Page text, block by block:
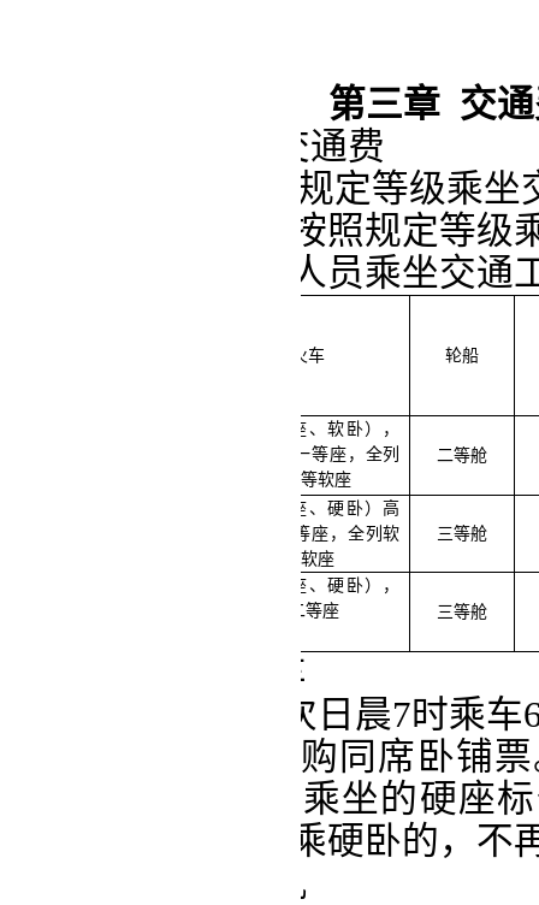
第三章 交
城市间交通费
出差人员要按照规定等级乘
市间交通费。未按照规定等级
出差人员乘坐交通
火车
轮船
火车（软座、软卧），
高铁/动车一等座，全列
软席列车一等软座
二等舱
硬座、硬卧）高
铁/动车二等座，全列软
等软座
三等舱
火车（硬座、硬卧），
高铁/动车二等座
三等舱
第七条 乘坐火车
从当日晚8时至次日晨7时乘
车12小时的，可购同席卧铺
铺票的，按实际乘坐的硬座
以乘坐软卧而改乘硬卧的，不
第八条 乘坐飞机